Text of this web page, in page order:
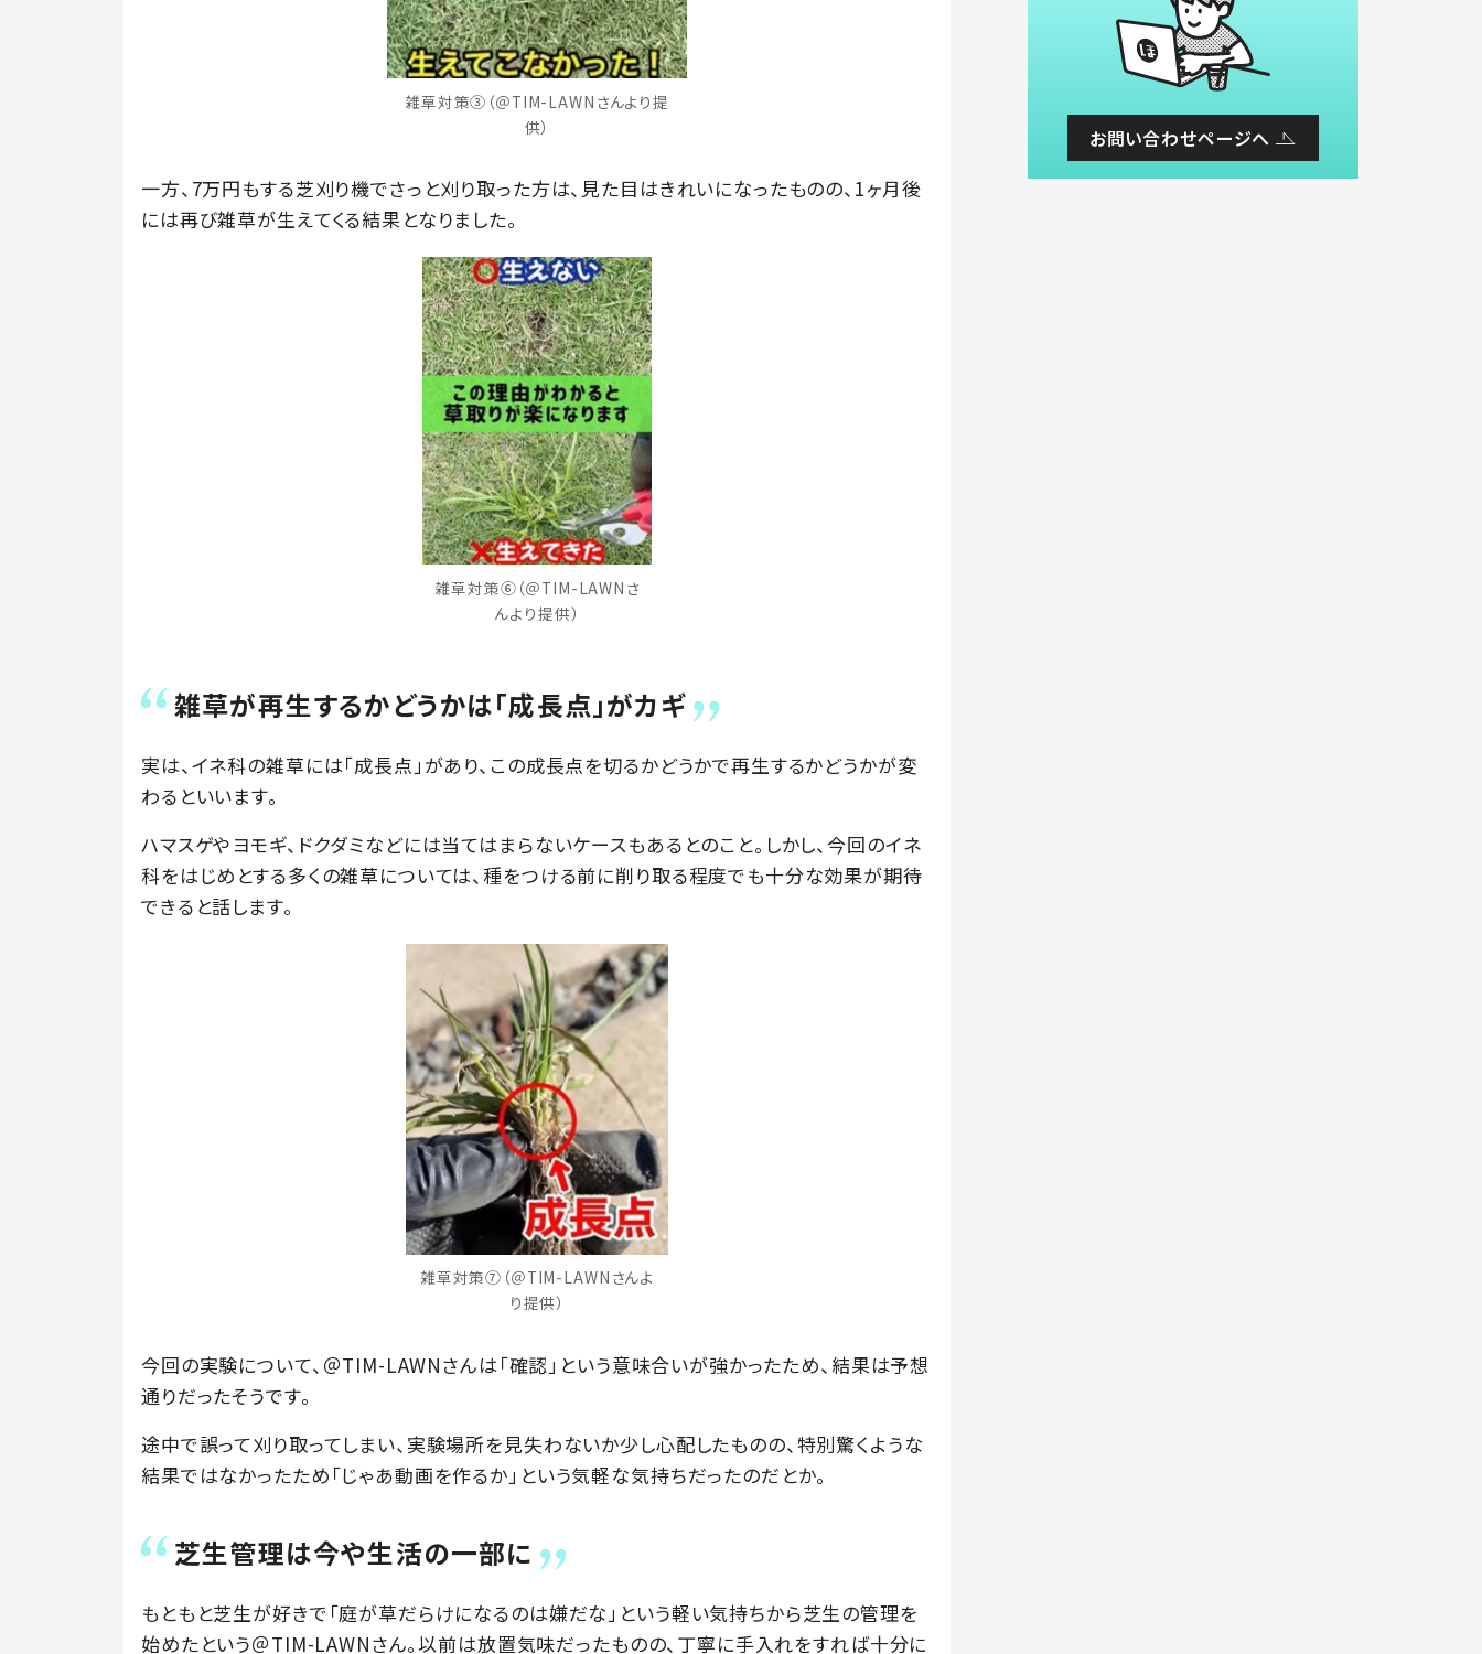
雑草対策③（＠TIM-LAWNさんより提
供）
一方、7万円もする芝刈り機でさっと刈り取った方は、見た目はきれいになったものの、1ヶ月後
には再び雑草が生えてくる結果となりました。
雑草対策⑥（＠TIM-LAWNさ
んより提供）
雑草が再生するかどうかは「成長点」がカギ
実は、イネ科の雑草には「成長点」があり、この成長点を切るかどうかで再生するかどうかが変
わるといいます。
ハマスゲやヨモギ、ドクダミなどには当てはまらないケースもあるとのこと。しかし、今回のイネ
科をはじめとする多くの雑草については、種をつける前に削り取る程度でも十分な効果が期待
できると話します。
雑草対策⑦（＠TIM-LAWNさんよ
り提供）
今回の実験について、＠TIM-LAWNさんは「確認」という意味合いが強かったため、結果は予想
通りだったそうです。
途中で誤って刈り取ってしまい、実験場所を見失わないか少し心配したものの、特別驚くような
結果ではなかったため「じゃあ動画を作るか」という気軽な気持ちだったのだとか。
芝生管理は今や生活の一部に
もともと芝生が好きで「庭が草だらけになるのは嫌だな」という軽い気持ちから芝生の管理を
始めたという＠TIM-LAWNさん。以前は放置気味だったものの、丁寧に手入れをすれば十分に
お問い合わせページへ